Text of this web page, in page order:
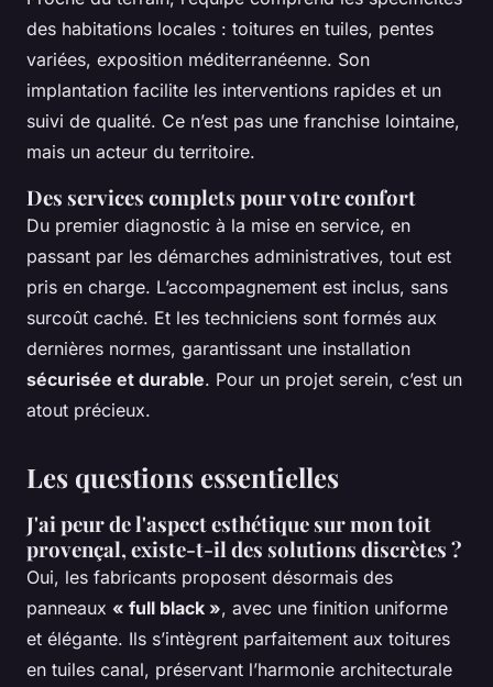
des habitations locales : toitures en tuiles, pentes
variées, exposition méditerranéenne. Son
implantation facilite les interventions rapides et un
suivi de qualité. Ce n’est pas une franchise lointaine,
mais un acteur du territoire.
Des services complets pour votre confort
Du premier diagnostic à la mise en service, en
passant par les démarches administratives, tout est
pris en charge. L’accompagnement est inclus, sans
surcoût caché. Et les techniciens sont formés aux
dernières normes, garantissant une installation
sécurisée et durable. Pour un projet serein, c’est un
atout précieux.
Les questions essentielles
J'ai peur de l'aspect esthétique sur mon toit
provençal, existe-t-il des solutions discrètes ?
Oui, les fabricants proposent désormais des
panneaux « full black », avec une finition uniforme
et élégante. Ils s’intègrent parfaitement aux toitures
en tuiles canal, préservant l’harmonie architecturale